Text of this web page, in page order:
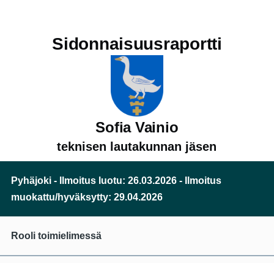
Sidonnaisuusraportti
Sofia Vainio
teknisen lautakunnan jäsen
Pyhäjoki - Ilmoitus luotu: 26.03.2026 - Ilmoitus
muokattu/hyväksytty: 29.04.2026
Rooli toimielimessä